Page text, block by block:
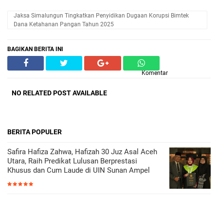
Jaksa Simalungun Tingkatkan Penyidikan Dugaan Korupsi Bimtek
Dana Ketahanan Pangan Tahun 2025
BAGIKAN BERITA INI
Komentar
NO RELATED POST AVAILABLE
BERITA POPULER
Safira Hafiza Zahwa, Hafizah 30 Juz Asal Aceh
Utara, Raih Predikat Lulusan Berprestasi
Khusus dan Cum Laude di UIN Sunan Ampel